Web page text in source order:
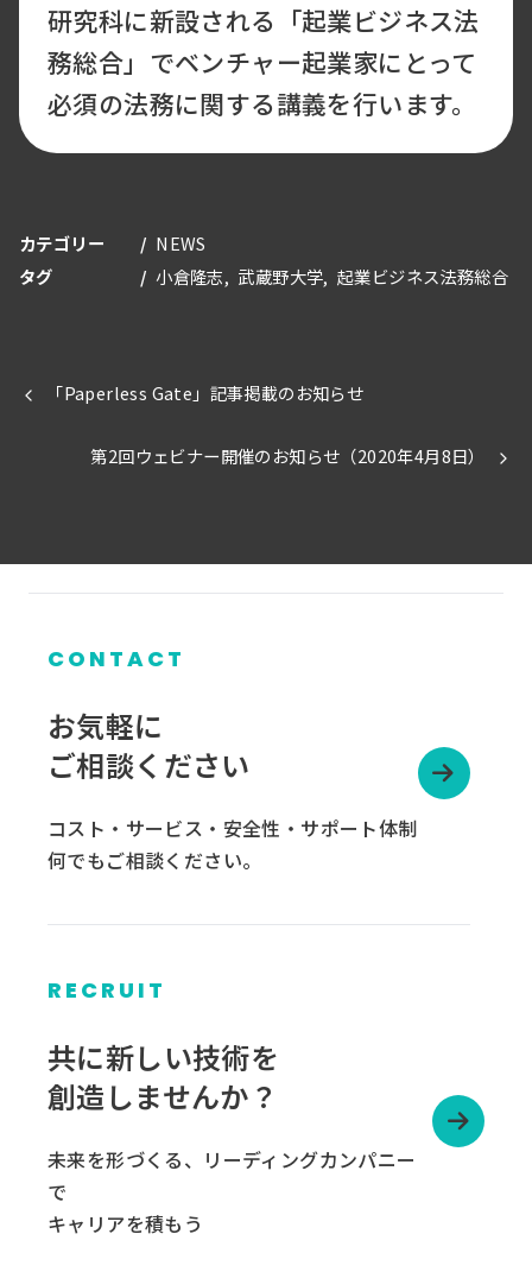
研究科に新設される「起業ビジネス法
務総合」でベンチャー起業家にとって
必須の法務に関する講義を行います。
カテゴリー
NEWS
タグ
小倉隆志 武蔵野大学 起業ビジネス法務総合
「Paperless Gate」記事掲載のお知らせ
第2回ウェビナー開催のお知らせ（2020年4月8日）
CONTACT
お気軽に
ご相談ください
コスト・サービス・安全性・サポート体制
何でもご相談ください。
RECRUIT
共に新しい技術を
創造しませんか？
未来を形づくる、リーディングカンパニー
で
キャリアを積もう
ル
ー
プ
リ
ン
ク